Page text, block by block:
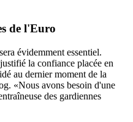
de l'Euro
évidemment essentiel.
la confiance placée en
au dernier moment de la
«Nous avons besoin d'une
des gardiennes